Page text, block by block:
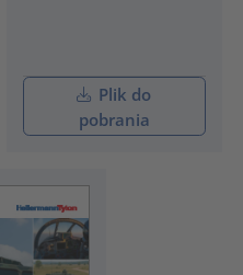
Plik do
pobrania